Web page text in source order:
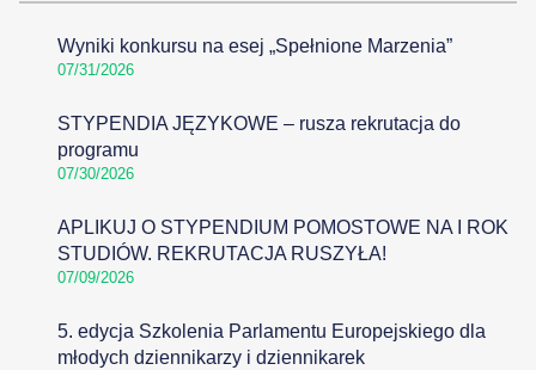
Wyniki konkursu na esej „Spełnione Marzenia”
07/31/2026
STYPENDIA JĘZYKOWE – rusza rekrutacja do
programu
07/30/2026
APLIKUJ O STYPENDIUM POMOSTOWE NA I ROK
STUDIÓW. REKRUTACJA RUSZYŁA!
07/09/2026
5. edycja Szkolenia Parlamentu Europejskiego dla
młodych dziennikarzy i dziennikarek